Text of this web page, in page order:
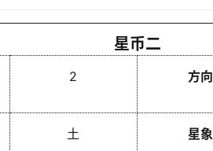
星币二
2 方向
土 星象